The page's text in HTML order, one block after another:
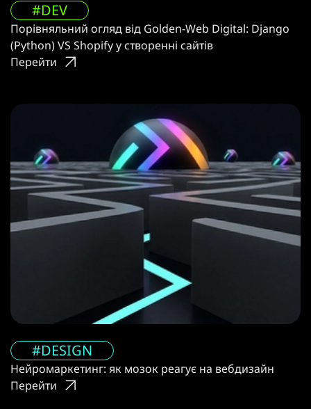
#DEV
Порівняльний огляд від Golden-Web Digital: Django
(Python) VS Shopify у створенні сайтів
Перейти
#DESIGN
Нейромаркетинг: як мозок реагує на вебдизайн
Перейти